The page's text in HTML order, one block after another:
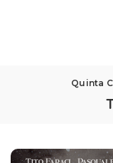
Quinta